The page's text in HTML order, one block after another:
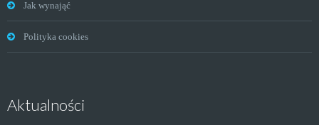
Jak wynająć
Polityka cookies
Aktualności